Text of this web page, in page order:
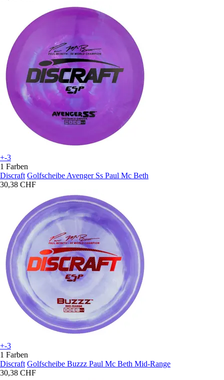
+-3
1 Farben
Discraft Golfscheibe Avenger Ss Paul Mc Beth
30,38 CHF
+-3
1 Farben
Discraft Golfscheibe Buzzz Paul Mc Beth Mid-Range
30,38 CHF